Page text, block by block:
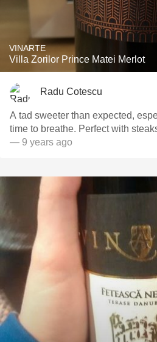
VINARTE
Villa Zorilor Prince Matei Merlot
Radu Cotescu
A tad sweeter than expected,
time to breathe. Perfect with
— 9 years ago